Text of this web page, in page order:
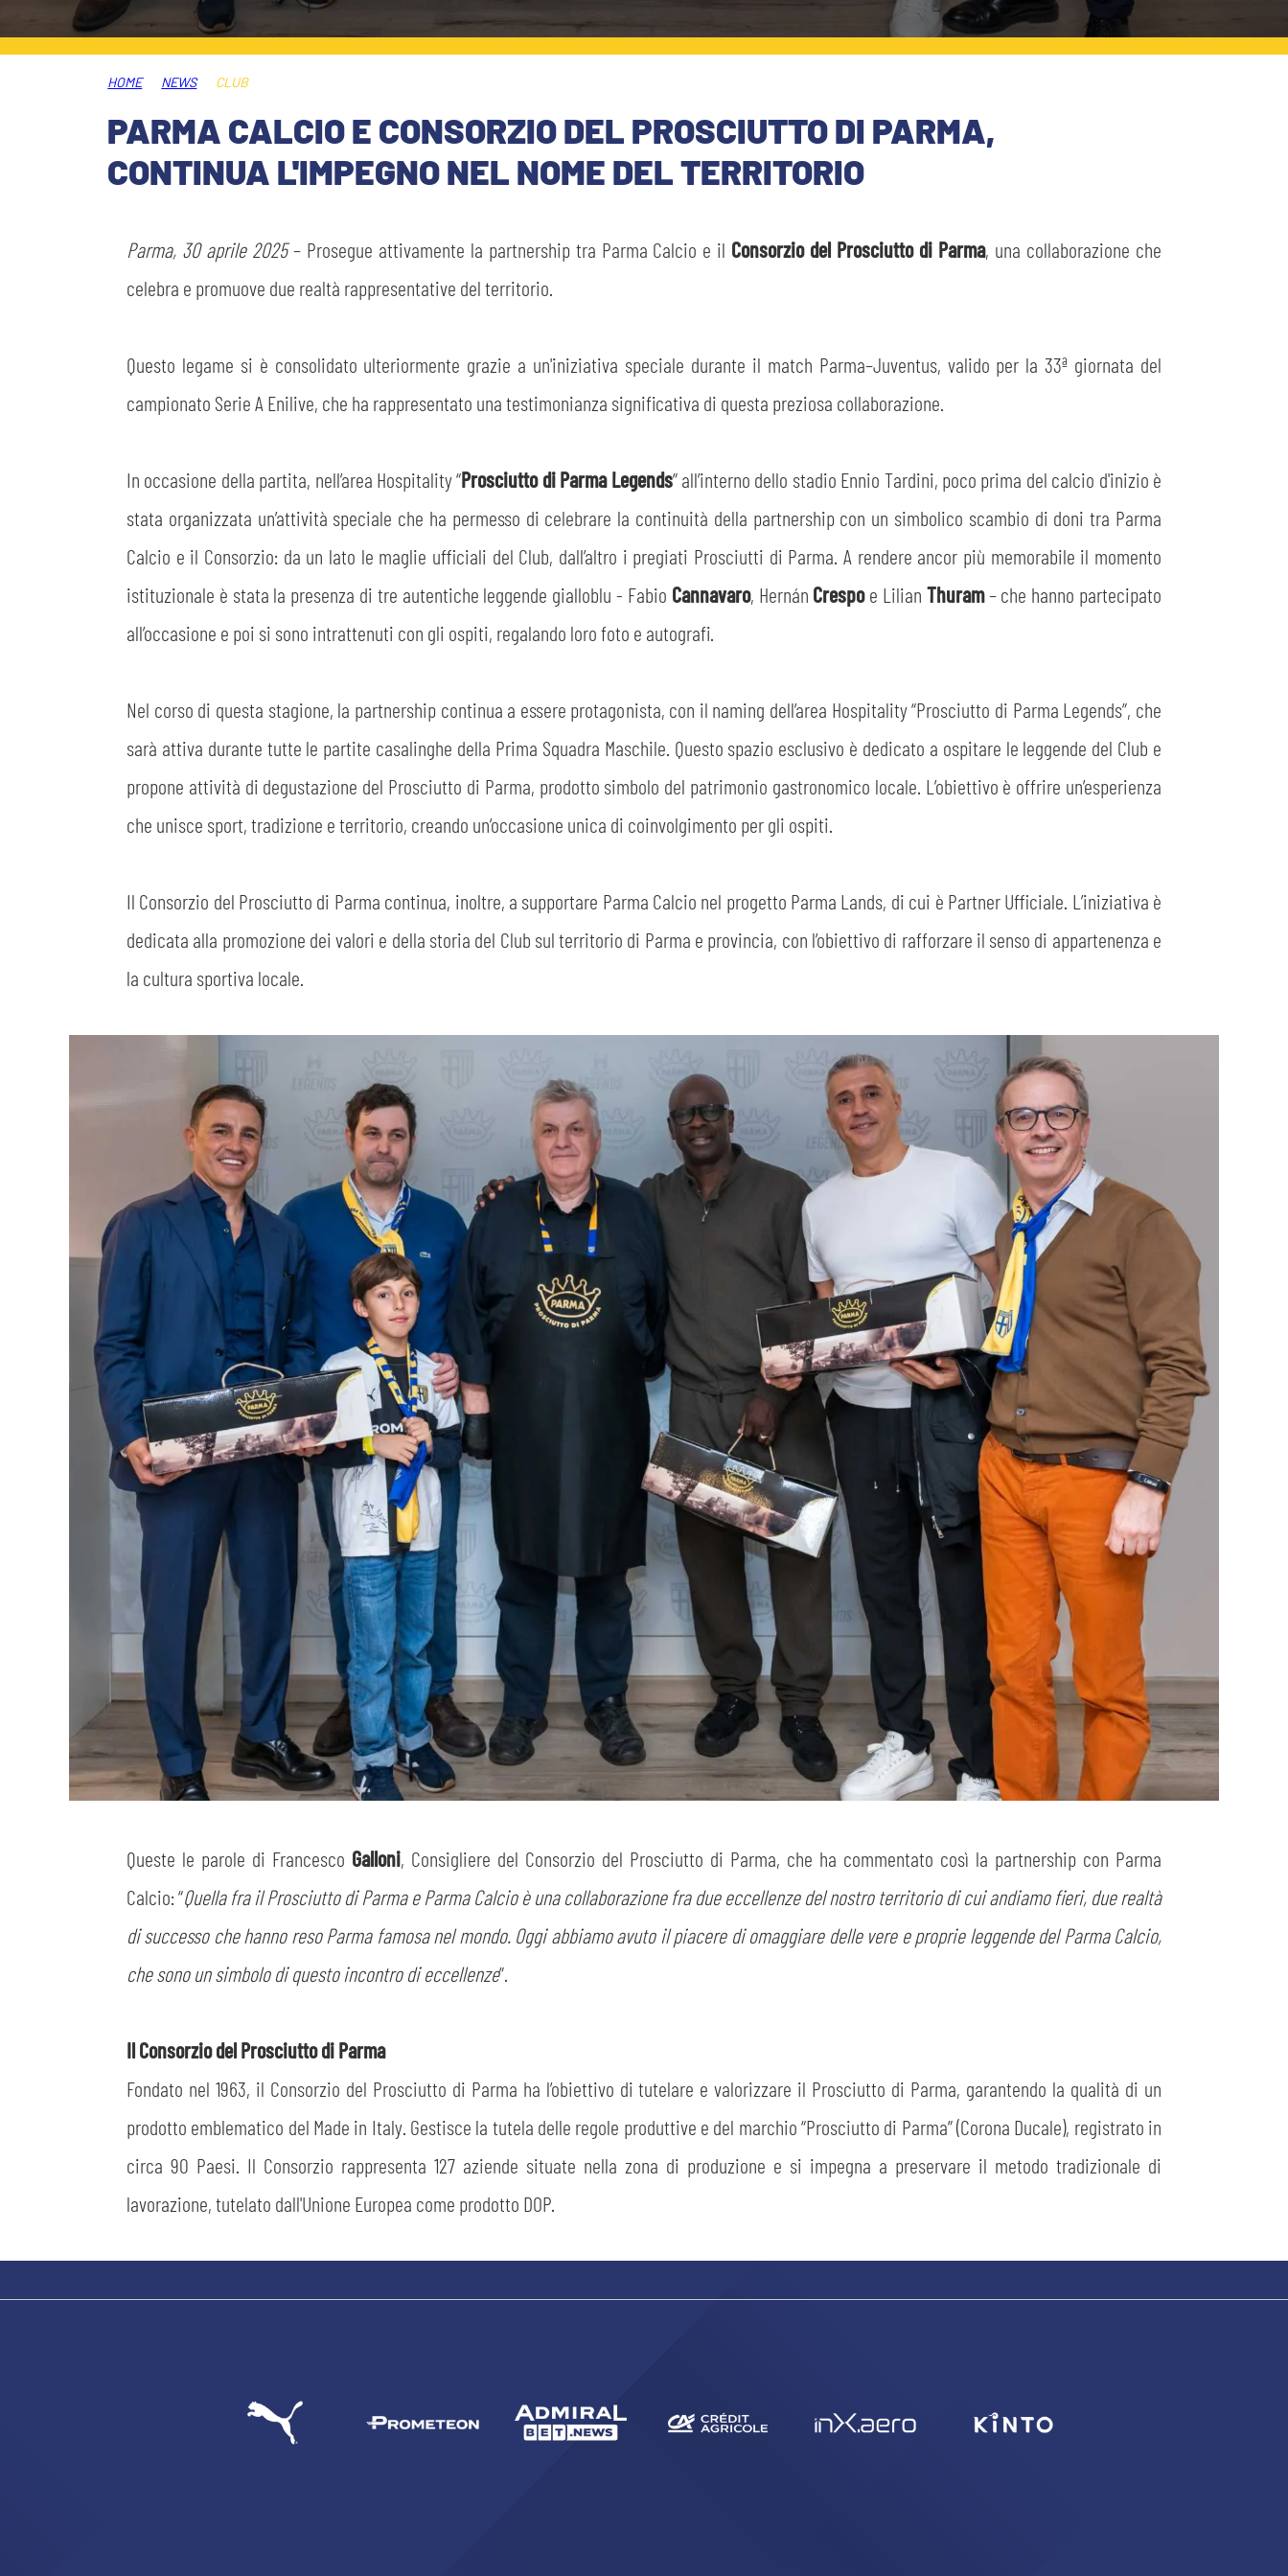
STORE
MUSEO
SLO
INFORMATIVA FINANZIARIA
MEDIA
CERCA
HOME NEWS CLUB
PARMA CALCIO E CONSORZIO DEL PROSCIUTTO DI PARMA,
CONTINUA L'IMPEGNO NEL NOME DEL TERRITORIO
Parma, 30 aprile 2025– Prosegue attivamente la partnership tra Parma Calcio e il Consorzio del Prosciutto di Parma, una collaborazione che
celebra e promuove due realtà rappresentative del territorio.
Questo legame si è consolidato ulteriormente grazie a un'iniziativa speciale durante il match Parma–Juventus, valido per la 33ª giornata del
campionato Serie A Enilive, che ha rappresentato una testimonianza significativa di questa preziosa collaborazione.
In occasione della partita, nell’area Hospitality “Prosciutto di Parma Legends” all’interno dello stadio Ennio Tardini, poco prima del calcio d'inizio è
stata organizzata un’attività speciale che ha permesso di celebrare la continuità della partnership con un simbolico scambio di doni tra Parma
Calcio e il Consorzio: da un lato le maglie ufficiali del Club, dall’altro i pregiati Prosciutti di Parma. A rendere ancor più memorabile il momento
istituzionale è stata la presenza di tre autentiche leggende gialloblu - Fabio Cannavaro, Hernán Crespoe Lilian Thuram– che hanno partecipato
all’occasione e poi si sono intrattenuti con gli ospiti, regalando loro foto e autografi.
Nel corso di questa stagione, la partnership continua a essere protagonista, con il naming dell’area Hospitality “Prosciutto di Parma Legends”, che
sarà attiva durante tutte le partite casalinghe della Prima Squadra Maschile. Questo spazio esclusivo è dedicato a ospitare le leggende del Club e
propone attività di degustazione del Prosciutto di Parma, prodotto simbolo del patrimonio gastronomico locale. L’obiettivo è offrire un’esperienza
che unisce sport, tradizione e territorio, creando un’occasione unica di coinvolgimento per gli ospiti.
Il Consorzio del Prosciutto di Parma continua, inoltre, a supportare Parma Calcio nel progetto Parma Lands, di cui è Partner Ufficiale. L’iniziativa è
dedicata alla promozione dei valori e della storia del Club sul territorio di Parma e provincia, con l’obiettivo di rafforzare il senso di appartenenza e
la cultura sportiva locale.
Queste le parole di Francesco Galloni, Consigliere del Consorzio del Prosciutto di Parma, che ha commentato così la partnership con Parma
Calcio: “Quella fra il Prosciutto di Parma e Parma Calcio è una collaborazione fra due eccellenze del nostro territorio di cui andiamo fieri, due realtà
di successo che hanno reso Parma famosa nel mondo. Oggi abbiamo avuto il piacere di omaggiare delle vere e proprie leggende del Parma Calcio,
che sono un simbolo di questo incontro di eccellenze”.
Il Consorzio del Prosciutto di Parma
Fondato nel 1963, il Consorzio del Prosciutto di Parma ha l’obiettivo di tutelare e valorizzare il Prosciutto di Parma, garantendo la qualità di un
prodotto emblematico del Made in Italy. Gestisce la tutela delle regole produttive e del marchio “Prosciutto di Parma” (Corona Ducale), registrato in
circa 90 Paesi. Il Consorzio rappresenta 127 aziende situate nella zona di produzione e si impegna a preservare il metodo tradizionale di
lavorazione, tutelato dall'Unione Europea come prodotto DOP.
sempre abilitati
abilitato
ACCETTA E SALVA